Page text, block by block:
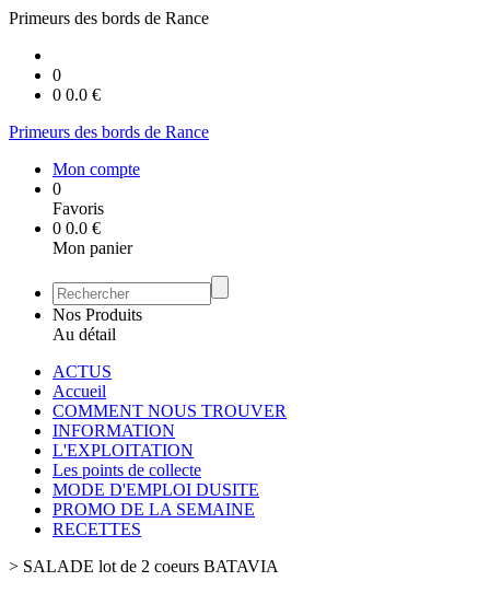
Primeurs des bords de Rance
0
0 0.0 €
Primeurs des bords de Rance
Mon compte
0
Favoris
0 0.0 €
Mon panier
Nos Produits
Au détail
ACTUS
Accueil
COMMENT NOUS TROUVER
INFORMATION
L'EXPLOITATION
Les points de collecte
MODE D'EMPLOI DUSITE
PROMO DE LA SEMAINE
RECETTES
> SALADE lot de 2 coeurs BATAVIA